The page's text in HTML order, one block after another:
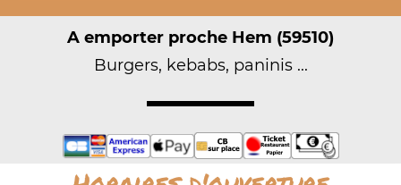
A emporter proche Hem (59510)
Burgers, kebabs, paninis ...